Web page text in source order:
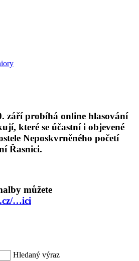
září probíhá online hlasování
které se účastní i objevené
Neposkvrněného početí
Řasnici.
můžete
…ici
Hledaný výraz